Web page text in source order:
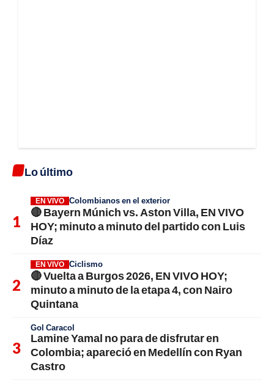
Lo último
EN VIVO Colombianos en el exterior
🔴 Bayern Múnich vs. Aston Villa, EN VIVO
HOY; minuto a minuto del partido con Luis
Díaz
EN VIVO Ciclismo
🔴 Vuelta a Burgos 2026, EN VIVO HOY;
minuto a minuto de la etapa 4, con Nairo
Quintana
Gol Caracol
Lamine Yamal no para de disfrutar en
Colombia; apareció en Medellín con Ryan
Castro